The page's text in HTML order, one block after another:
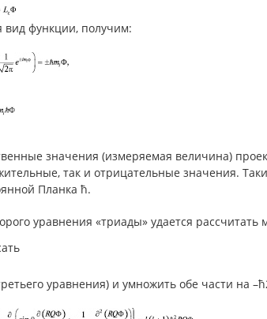
вид функции, получим:
значения (измеряемая величина)
так и отрицательные значения.
Планка ħ.
уравнения «триады» удается
уравнения) и умножить обе части на